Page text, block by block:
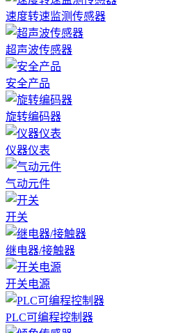
速度转速监测传感器
超声波传感器
安全产品
旋转编码器
仪器仪表
气动元件
开关
继电器/接触器
开关电源
PLC可编程控制器